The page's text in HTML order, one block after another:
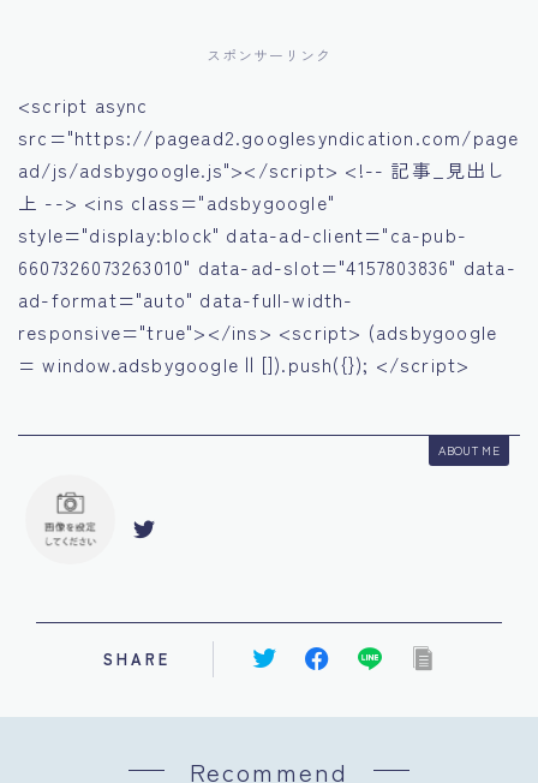
スポンサーリンク
<script async
src="https://pagead2.googlesyndication.com/page
ad/js/adsbygoogle.js"></script> <!-- 記事_見出し
上 --> <ins class="adsbygoogle"
style="display:block" data-ad-client="ca-pub-
6607326073263010" data-ad-slot="4157803836" data-
ad-format="auto" data-full-width-
responsive="true"></ins> <script> (adsbygoogle
= window.adsbygoogle || []).push({}); </script>
ABOUT ME
SHARE
Recommend